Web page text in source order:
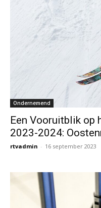
Ondernemend
Een Vooruitblik op
2023-2024:
rtvadmin - 16 september 2023